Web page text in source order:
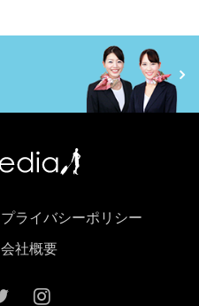
プライバシーポリシー
会社概要